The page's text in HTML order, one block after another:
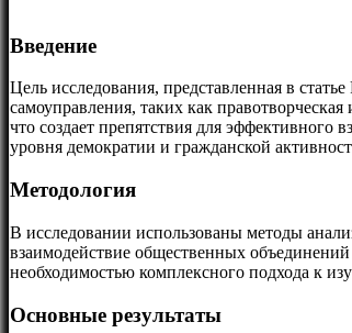
Введение
Цель исследования, представленная в
самоуправления, таких как
что создает препятствия для
уровня демократии и гражданской
Методология
В исследовании использованы методы
взаимодействие общественных
необходимостью комплексного подхода к
Основные результаты